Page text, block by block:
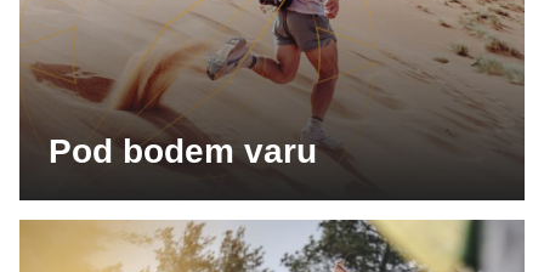
Pod bodem varu